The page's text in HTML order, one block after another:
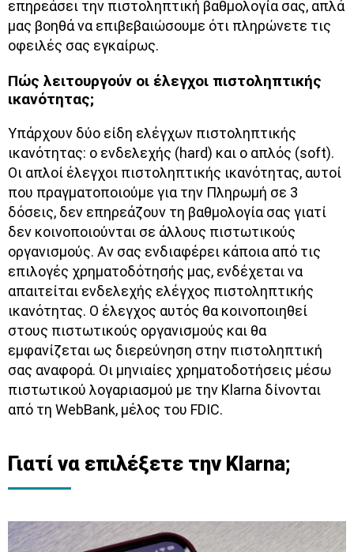
επηρεάσει την πιστοληπτική βαθμολογία σας, απλά
μας βοηθά να επιβεβαιώσουμε ότι πληρώνετε τις
οφειλές σας εγκαίρως.
Πώς λειτουργούν οι έλεγχοι πιστοληπτικής
ικανότητας;
Υπάρχουν δύο είδη ελέγχων πιστοληπτικής
ικανότητας: ο ενδελεχής (hard) και ο απλός (soft).
Οι απλοί έλεγχοι πιστοληπτικής ικανότητας, αυτοί
που πραγματοποιούμε για την Πληρωμή σε 3
δόσεις, δεν επηρεάζουν τη βαθμολογία σας γιατί
δεν κοινοποιούνται σε άλλους πιστωτικούς
οργανισμούς. Αν σας ενδιαφέρει κάποια από τις
επιλογές χρηματοδότησής μας, ενδέχεται να
απαιτείται ενδελεχής ελέγχος πιστοληπτικής
ικανότητας. Ο έλεγχος αυτός θα κοινοποιηθεί
στους πιστωτικούς οργανισμούς και θα
εμφανίζεται ως διερεύνηση στην πιστοληπτική
σας αναφορά. Οι μηνιαίες χρηματοδοτήσεις μέσω
πιστωτικού λογαριασμού με την Klarna δίνονται
από τη WebBank, μέλος του FDIC.
Γιατί να επιλέξετε την Klarna;